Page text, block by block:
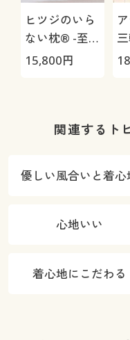
ヒツジのいら
ない枕® -至
極-
15,800円
関連するト
優しい風合いと着心
心地いい
着心地にこだわる